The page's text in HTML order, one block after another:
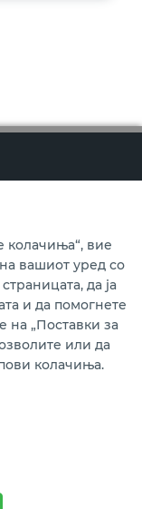
Youtube
мБанка.
колачиња“, вие
вашиот уред со
да ја
и да помогнете
на „Поставки за
или да
колачиња.